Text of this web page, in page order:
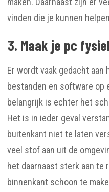
vinden die je kunnen
3. Maak je pc
Er wordt vaak gedacht aan
bestanden en software op
belangrijk is echter het
Het is in ieder geval
buitenkant niet te laten
veel stof aan uit de
het daarnaast sterk aan te
binnenkant schoon te